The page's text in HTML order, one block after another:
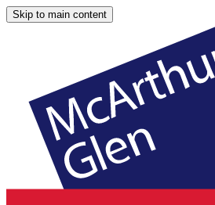
Skip to main content